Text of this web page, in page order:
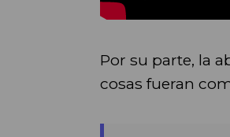
Por su parte, la
cosas fueran